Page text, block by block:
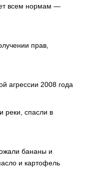
всем нормам —
прав,
агрессии 2008 года
реки, спасли в
бананы и
и картофель